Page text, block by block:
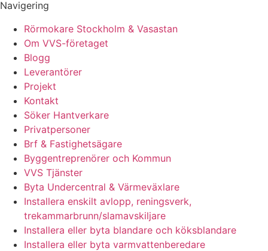
Navigering
Rörmokare Stockholm & Vasastan
Om VVS-företaget
Blogg
Leverantörer
Projekt
Kontakt
Söker Hantverkare
Privatpersoner
Brf & Fastighetsägare
Byggentreprenörer och Kommun
VVS Tjänster
Byta Undercentral & Värmeväxlare
Installera enskilt avlopp, reningsverk,
trekammarbrunn/slamavskiljare
Installera eller byta blandare och köksblandare
Installera eller byta varmvattenberedare